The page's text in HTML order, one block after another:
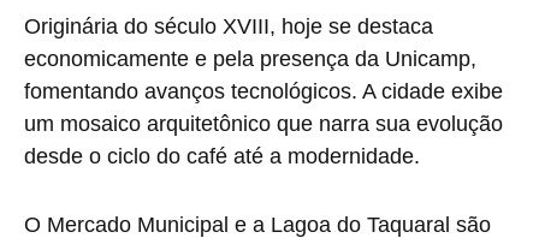
Originária do século XVIII, hoje se destaca
economicamente e pela presença da Unicamp,
fomentando avanços tecnológicos. A cidade exibe
um mosaico arquitetônico que narra sua evolução
desde o ciclo do café até a modernidade.
O Mercado Municipal e a Lagoa do Taquaral são